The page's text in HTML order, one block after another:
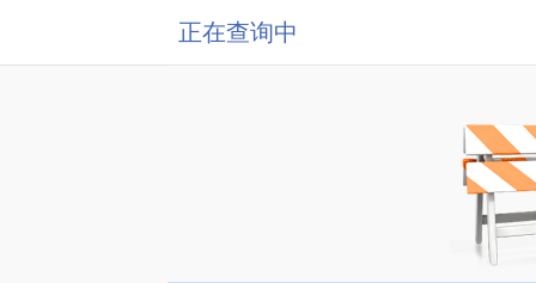
正在查询中